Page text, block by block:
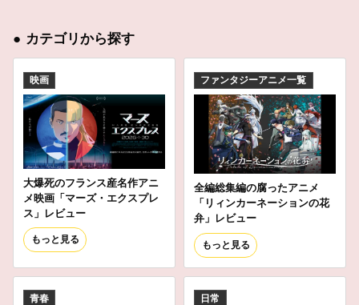
● カテゴリから探す
映画
大爆死のフランス産名作アニ
メ映画「マーズ・エクスプレ
ス」レビュー
もっと見る
ファンタジーアニメ一覧
全編総集編の腐ったアニメ
「リィンカーネーションの花
弁」レビュー
もっと見る
青春 日常